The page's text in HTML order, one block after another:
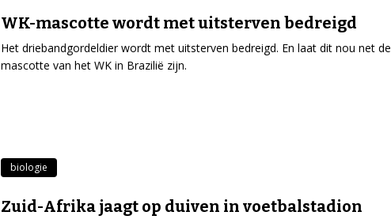
WK-mascotte wordt met uitsterven bedreigd
Het driebandgordeldier wordt met uitsterven bedreigd. En laat dit nou net de
mascotte van het WK in Brazilië zijn.
biologie
Zuid-Afrika jaagt op duiven in voetbalstadion